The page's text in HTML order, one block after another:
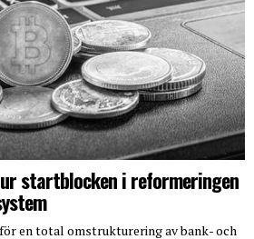
startblocken i reformeringen
en total omstrukturering av bank- och